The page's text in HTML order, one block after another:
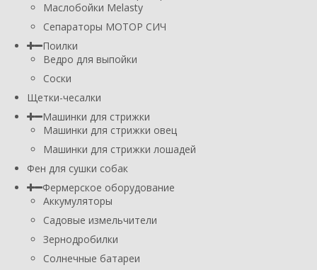
Маслобойки Melasty
Сепараторы МОТОР СИЧ
Поилки
Ведро для выпойки
Соски
Щетки-чесалки
Машинки для стрижки
Машинки для стрижки овец
Машинки для стрижки лошадей
Фен для сушки собак
Фермерское оборудование
Аккумуляторы
Садовые измельчители
Зернодробилки
Солнечные батареи